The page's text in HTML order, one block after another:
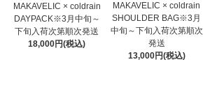
MAKAVELIC × coldrain
DAYPACK※3月中旬～
下旬入荷次第順次発送
18,000円(税込)
MAKAVELIC × coldrain
SHOULDER BAG※3月
中旬～下旬入荷次第順次
発送
13,000円(税込)